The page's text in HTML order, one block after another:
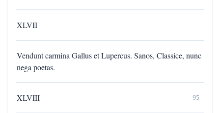
XLVII
Vendunt carmina Gallus et Lupercus. Sanos, Classice, nunc
nega poetas.
XLVIII 95